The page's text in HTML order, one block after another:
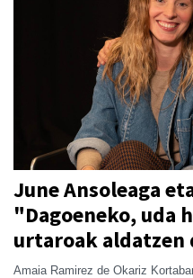
June Ansoleaga
"Dagoeneko, uda
urtaroak
Amaia Ramirez de Okariz